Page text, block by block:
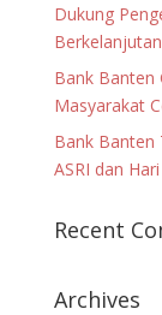
Dukung
Berkelanjutan
Bank Banten
Masyarakat
Bank Banten
ASRI dan
Recent
Archives